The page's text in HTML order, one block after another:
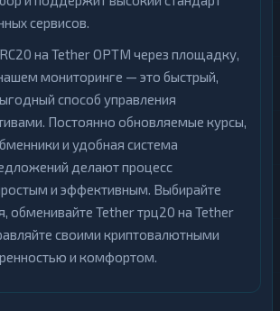
сервисов.
на Tether OPTM через площадку,
мониторинге — это быстрый,
способ управления
Постоянно обновляемые курсы,
и удобная система
делают процесс
и эффективным. Выбирайте
обменивайте Tether трц20 на Tether
своими криптовалютными
и комфортом.